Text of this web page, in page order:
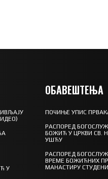
У
ОБАВЕШТЕЊА
ПОЧИЊЕ УПИС
РАСПОРЕД
БОЖИЋ У ЦРКВИ СВ.
УШЋУ
РАСПОРЕД
ВРЕМЕ БОЖИЋНИХ
МАНАСТИРУ